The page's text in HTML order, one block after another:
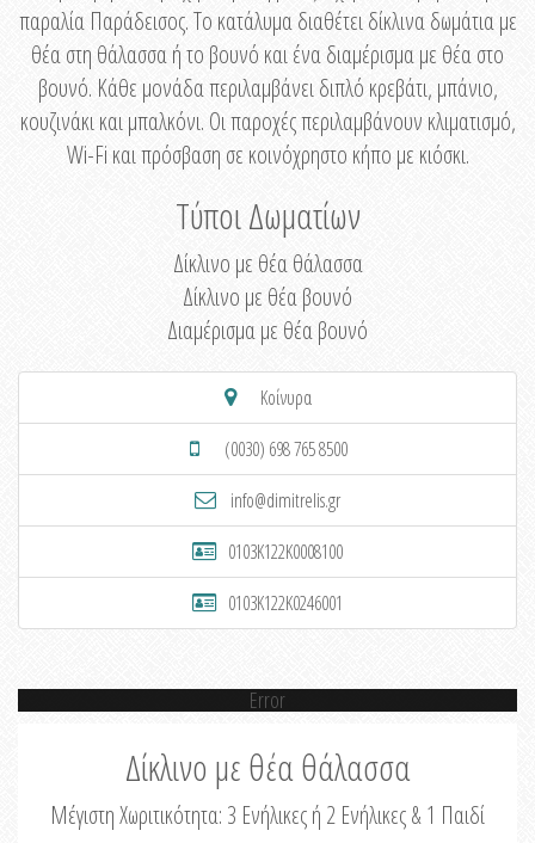
παραλία Παράδεισος. Το κατάλυμα διαθέτει δίκλινα δωμάτια με
θέα στη θάλασσα ή το βουνό και ένα διαμέρισμα με θέα στο
βουνό. Κάθε μονάδα περιλαμβάνει διπλό κρεβάτι, μπάνιο,
κουζινάκι και μπαλκόνι. Οι παροχές περιλαμβάνουν κλιματισμό,
Wi-Fi και πρόσβαση σε κοινόχρηστο κήπο με κιόσκι.
Τύποι Δωματίων
Δίκλινο με θέα θάλασσα
Δίκλινο με θέα βουνό
Διαμέρισμα με θέα βουνό
Κοίνυρα
(0030) 698 765 8500
info@dimitrelis.gr
0103K122K0008100
0103K122K0246001
Error
Δίκλινο με θέα θάλασσα
Μέγιστη Χωριτικότητα: 3 Ενήλικες ή 2 Ενήλικες & 1 Παιδί